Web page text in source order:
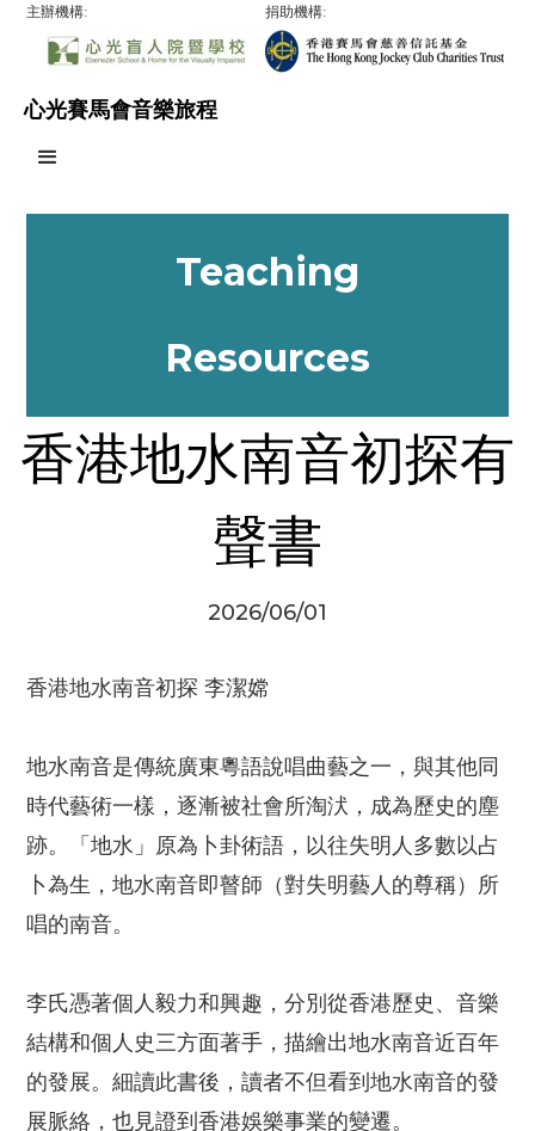
主辦機構: 捐助機構:
心光賽馬會音樂旅程
Teaching
Resources
香港地水南音初探有
聲書
2026/06/01
香港地水南音初探 李潔嫦
地水南音是傳統廣東粵語說唱曲藝之一，與其他同
時代藝術一樣，逐漸被社會所淘汱，成為歷史的塵
跡。「地水」原為卜卦術語，以往失明人多數以占
卜為生，地水南音即瞽師（對失明藝人的尊稱）所
唱的南音。
李氏憑著個人毅力和興趣，分別從香港歷史、音樂
結構和個人史三方面著手，描繪出地水南音近百年
的發展。細讀此書後，讀者不但看到地水南音的發
展脈絡，也見證到香港娛樂事業的變遷。